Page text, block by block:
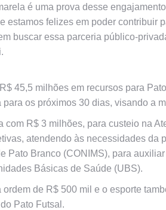
é uma prova desse
estamos felizes em poder contribuir
buscar essa parceria público-
45,5 milhões em recursos para
os próximos 30 dias, visando a
com R$ 3 milhões, para custeio na
atendendo às necessidades da
Pato Branco (CONIMS), para
Básicas de Saúde (UBS).
de R$ 500 mil e o esporte
Pato Futsal.